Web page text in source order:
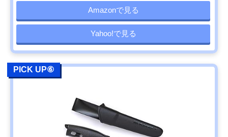
Amazonで見る
Yahoo!で見る
PICK UP⑥